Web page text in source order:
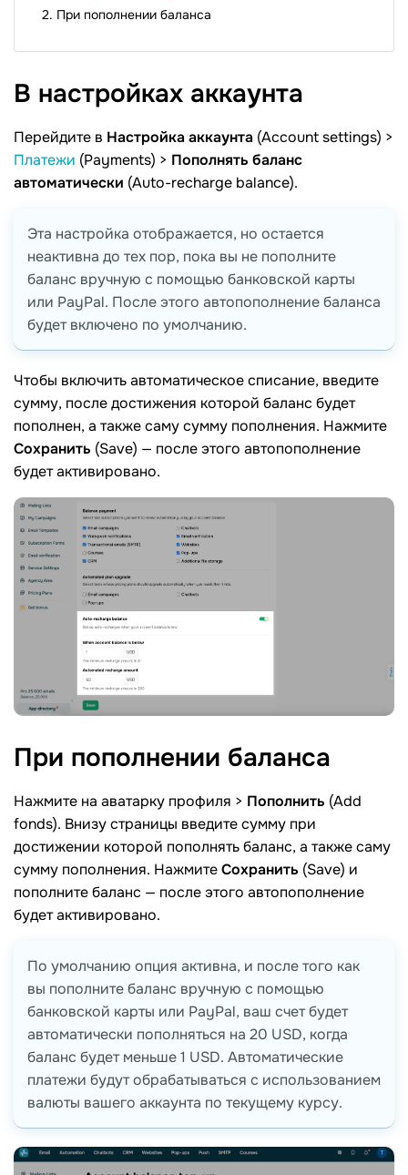
При пополнении баланса
В настройках аккаунта
Перейдите в Настройка аккаунта (Account settings) >
Платежи (Payments) > Пополнять баланс
автоматически (Auto-recharge balance).
Эта настройка отображается, но остается
неактивна до тех пор, пока вы не пополните
баланс вручную с помощью банковской карты
или PayPal. После этого автопополнение баланса
будет включено по умолчанию.
Чтобы включить автоматическое списание, введите
сумму, после достижения которой баланс будет
пополнен, а также саму сумму пополнения. Нажмите
Сохранить (Save) — после этого автопополнение
будет активировано.
При пополнении баланса
Нажмите на аватарку профиля > Пополнить (Add
fonds). Внизу страницы введите сумму при
достижении которой пополнять баланс, а также саму
сумму пополнения. НажмитеСохранить (Save) и
пополните баланс — после этого автопополнение
будет активировано.
По умолчанию опция активна, и после того как
вы пополните баланс вручную с помощью
банковской карты или PayPal, ваш счет будет
автоматически пополняться на 20 USD, когда
баланс будет меньше 1 USD. Автоматические
платежи будут обрабатываться с использованием
валюты вашего аккаунта по текущему курсу.